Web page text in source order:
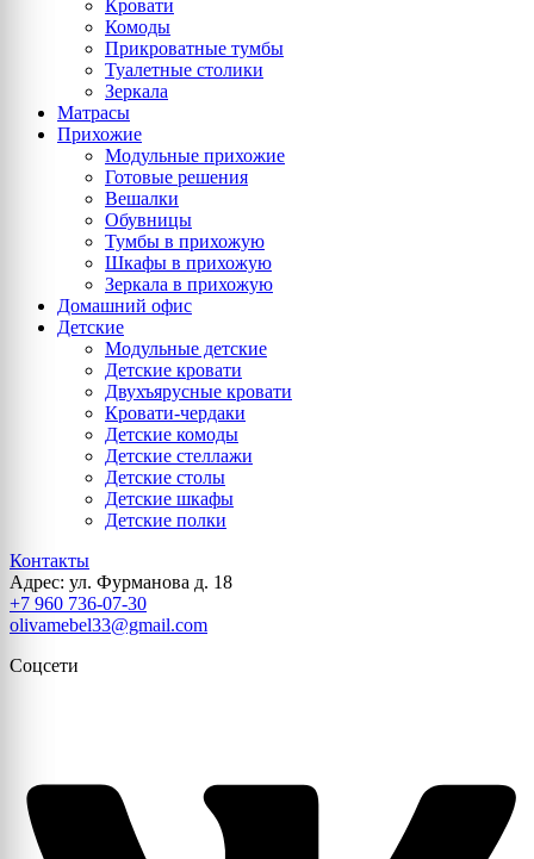
Кровати
Комоды
Прикроватные тумбы
Туалетные столики
Зеркала
Матрасы
Прихожие
Модульные прихожие
Готовые решения
Вешалки
Обувницы
Тумбы в прихожую
Шкафы в прихожую
Зеркала в прихожую
Домашний офис
Детские
Модульные детские
Детские кровати
Двухъярусные кровати
Кровати-чердаки
Детские комоды
Детские стеллажи
Детские столы
Детские шкафы
Детские полки
Контакты
Адрес: ул. Фурманова д. 18
+7 960 736-07-30
olivamebel33@gmail.com
Соцсети